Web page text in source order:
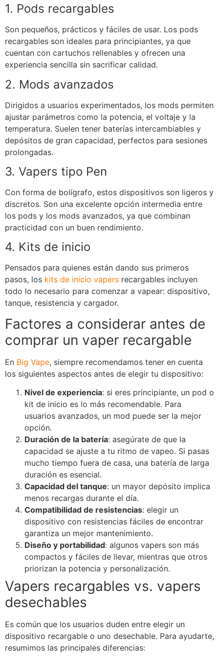
1. Pods recargables
Son pequeños, prácticos y fáciles de usar. Los pods
recargables son ideales para principiantes, ya que
cuentan con cartuchos rellenables y ofrecen una
experiencia sencilla sin sacrificar calidad.
2. Mods avanzados
Dirigidos a usuarios experimentados, los mods permiten
ajustar parámetros como la potencia, el voltaje y la
temperatura. Suelen tener baterías intercambiables y
depósitos de gran capacidad, perfectos para sesiones
prolongadas.
3. Vapers tipo Pen
Con forma de bolígrafo, estos dispositivos son ligeros y
discretos. Son una excelente opción intermedia entre
los pods y los mods avanzados, ya que combinan
practicidad con un buen rendimiento.
4. Kits de inicio
Pensados para quienes están dando sus primeros
pasos, los kits de inicio vapers recargables incluyen
todo lo necesario para comenzar a vapear: dispositivo,
tanque, resistencia y cargador.
Factores a considerar antes de
comprar un vaper recargable
En Big Vape, siempre recomendamos tener en cuenta
los siguientes aspectos antes de elegir tu dispositivo:
Nivel de experiencia: si eres principiante, un pod o
kit de inicio es lo más recomendable. Para
usuarios avanzados, un mod puede ser la mejor
opción.
Duración de la batería: asegúrate de que la
capacidad se ajuste a tu ritmo de vapeo. Si pasas
mucho tiempo fuera de casa, una batería de larga
duración es esencial.
Capacidad del tanque: un mayor depósito implica
menos recargas durante el día.
Compatibilidad de resistencias: elegir un
dispositivo con resistencias fáciles de encontrar
garantiza un mejor mantenimiento.
Diseño y portabilidad: algunos vapers son más
compactos y fáciles de llevar, mientras que otros
priorizan la potencia y personalización.
Vapers recargables vs. vapers
desechables
Es común que los usuarios duden entre elegir un
dispositivo recargable o uno desechable. Para ayudarte,
resumimos las principales diferencias: